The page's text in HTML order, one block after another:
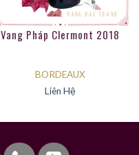
Vang Pháp Clermont 2018
BORDEAUX
Liên Hệ